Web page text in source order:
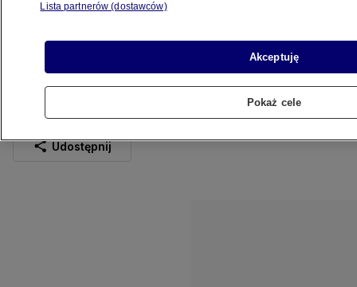
Przejęli ponad tonę częściowo
skrystalizowanego klefedronu (4CMC)
wartego 41 milionów
Źródło:CBŚP
Udostępnij
Lista partnerów (dostawców)
Akceptuję
Pokaż cele